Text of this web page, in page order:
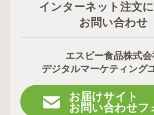
インターネット注文
お問い合わせ
エスビー食品株式会
デジタルマーケティング
お届けサイト
お問い合わせフ